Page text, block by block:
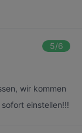
5/6
wir kommen
einstellen!!!